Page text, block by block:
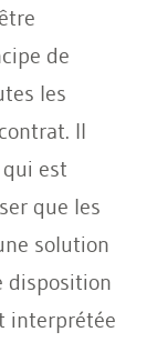
de
les
Il
est
que les
solution
disposition
interprétée